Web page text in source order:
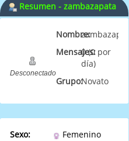
Resumen - zambazapata
Desconectado
Nombre:zambazapata
Mensajes:0 (0 por
día)
Grupo:Novato
Sexo:
Femenino